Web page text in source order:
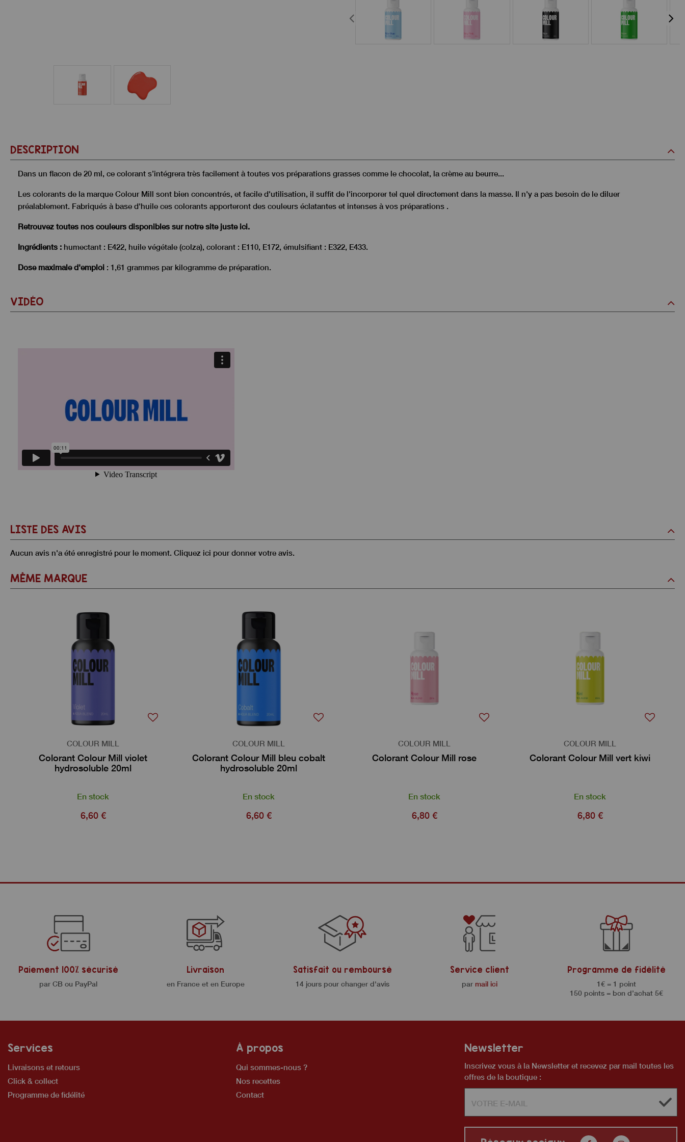
DESCRIPTION
Dans un flacon de 20 ml, ce colorant s’intégrera très facilement à toutes vos préparations grasses comme le chocolat, la crème au beurre...
Les colorants de la marque Colour Mill sont bien concentrés, et facile d'utilisation, il suffit de l'incorporer tel quel directement dans la masse. Il n'y a pas besoin de le diluer
préalablement. Fabriqués à base d'huile ces colorants apporteront des couleurs éclatantes et intenses à vos préparations .
Retrouvez toutes nos couleurs disponibles sur notre site juste ici.
Ingrédients : humectant : E422, huile végétale (colza), colorant : E110, E172, émulsifiant : E322, E433.
Dose maximale d'emploi : 1,61 grammes par kilogramme de préparation.
VIDÉO
LISTE DES AVIS
Aucun avis n'a été enregistré pour le moment. Cliquez ici pour donner votre avis.
MÊME MARQUE
COLOUR MILL
Colorant Colour Mill violet
hydrosoluble 20ml
En stock
6,60 €
COLOUR MILL
Colorant Colour Mill bleu cobalt
hydrosoluble 20ml
En stock
6,60 €
COLOUR MILL
Colorant Colour Mill rose
En stock
6,80 €
COLOUR MILL
Colorant Colour Mill vert kiwi
En stock
6,80 €
Paiement 100% sécurisé
par CB ou PayPal
Livraison
en France et en Europe
Satisfait ou remboursé
14 jours pour changer d'avis
Service client
par mail ici
Programme de fidélité
1€ = 1 point
150 points = bon d’achat 5€
Services
Livraisons et retours
Click & collect
Programme de fidélité
À propos
Qui sommes-nous ?
Nos recettes
Contact
Newsletter
Inscrivez vous à la Newsletter et recevez par mail toutes les
offres de la boutique :